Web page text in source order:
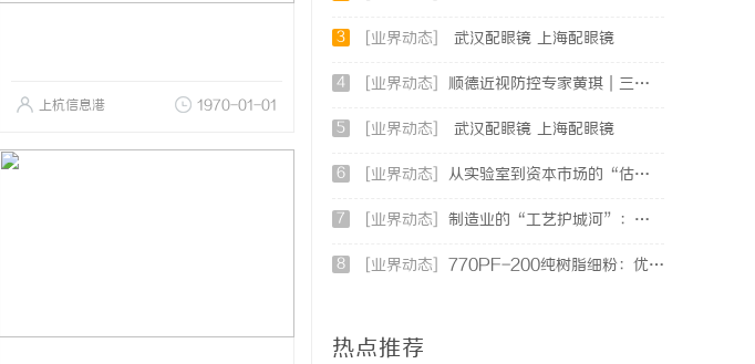
上杭信息港 1970-01-01
3 [业界动态] 武汉配眼镜 上海配眼镜
4 [业界动态] 顺德近视防控专家黄琪｜三甲眼科背景，青少年分层近视管理医
5 [业界动态] 武汉配眼镜 上海配眼镜
6 [业界动态] 从实验室到资本市场的“估值倍增器”：专利律师如何重塑硬科技企业的融资逻辑
7 [业界动态] 制造业的“工艺护城河”：商业秘密律师如何守住车间里的“Know-how”
8 [业界动态] 770PF-200纯树脂细粉：优质材料的全貌与应用
热点推荐